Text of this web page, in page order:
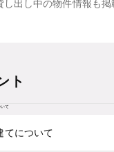
し出し中の物件情報も掲
ト
てについて